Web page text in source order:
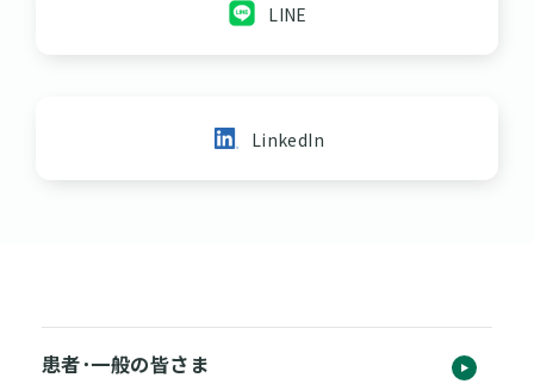
LINE
LinkedIn
患者･一般の皆さま